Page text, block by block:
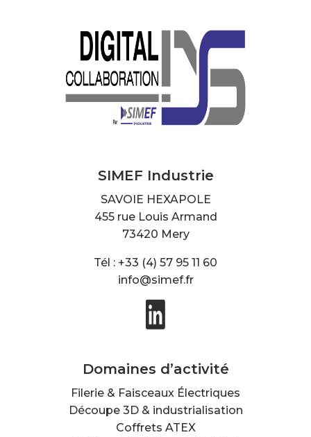
SIMEF Industrie
SAVOIE HEXAPOLE
455 rue Louis Armand
73420 Mery
Tél : +33 (4) 57 95 11 60
info@simef.fr
Domaines d’activité
Filerie & Faisceaux Électriques
Découpe 3D & industrialisation
Coffrets ATEX